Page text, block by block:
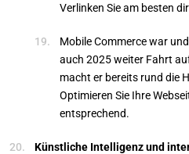
Verlinken Sie am besten
Mobile Commerce war
auch 2025 weiter Fahrt
macht er bereits rund die
Optimieren Sie Ihre
entsprechend.
Künstliche Intelligenz und